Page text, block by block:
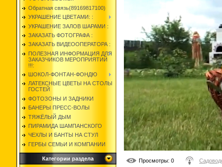
Обратная связь(89169817100)
УКРАШЕНИЕ ЦВЕТАМИ: :
УКРАШЕНИЕ ЗАЛОВ ШАРАМИ :
ЗАКАЗАТЬ ФОТОГРАФА :
ЗАКАЗАТЬ ВИДЕООПЕРАТОРА :
ПОЛЕЗНАЯ ИНФОРМАЦИЯ ДЛЯ
ЗАКАЗЧИКОВ МЕРОПРИЯТИЙ
!!!:
ШОКОЛ-ФОНТАН-ФОНДЮ
ЛАТЕКСНЫЕ ЦВЕТЫ НА СТОЛЫ
ГОСТЕЙ
ФОТОЗОНЫ И ЗАДНИКИ
БАНЕРЫ ПРЕСС-ВОЛЫ
ТЯЖЁЛЫЙ ДЫМ
ПИРАМИДА ШАМПАНСКОГО
ЧЕХЛЫ И БАНТЫ НА СТУЛ
ГЕРБЫ СЕМЬИ И КОМПАНИИ
Категории раздела Просмотры: 0